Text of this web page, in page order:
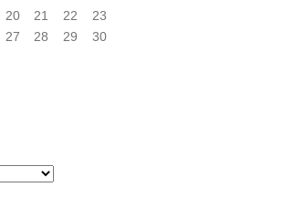
20 21 22
23
27 28 29
30